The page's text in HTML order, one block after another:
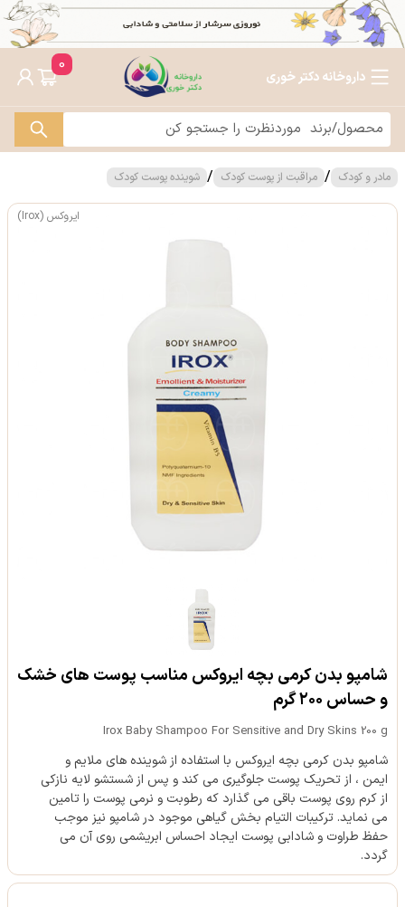
داروخانه دکتر خوری
0
مادر و کودک / مراقبت از پوست کودک / شوینده پوست کودک
ایروکس (Irox)
شامپو بدن کرمی بچه ایروکس مناسب پوست های خشک
و حساس ۲۰۰ گرم
Irox Baby Shampoo For Sensitive and Dry Skins 200 g
شامپو بدن کرمی بچه ایروکس با استفاده از شوینده های ملایم و
ایمن ، از تحریک پوست جلوگیری می کند و پس از شستشو لایه نازکی
از کرم روی پوست باقی می گذارد که رطوبت و نرمی پوست را تامین
می نماید. ترکیبات التیام بخش گیاهی موجود در شامپو نیز موجب
حفظ طراوت و شادابی پوست ایجاد احساس ابریشمی روی آن می
گردد.